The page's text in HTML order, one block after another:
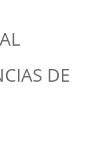
DE